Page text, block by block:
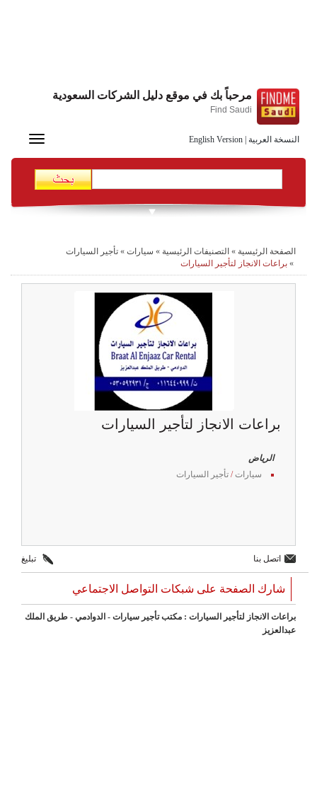
النسخة العربية English Version
مرحباً بك في موقع دليل الشركات السعودية
Find Saudi
Toggle
الصفحة الرئيسية » التصنيفات الرئيسية » سيارات » تأجير السيارات
» براعات الانجاز لتأجير السيارات
براعات الانجاز لتأجير السيارات
الرياض
سيارات/ تأجير السيارات
اتصل بنا تبليغ
شارك الصفحة على شبكات التواصل الاجتماعي
براعات الانجاز لتأجير السيارات : مكتب تأجير سيارات - الدوادمي - طريق الملك
عبدالعزيز